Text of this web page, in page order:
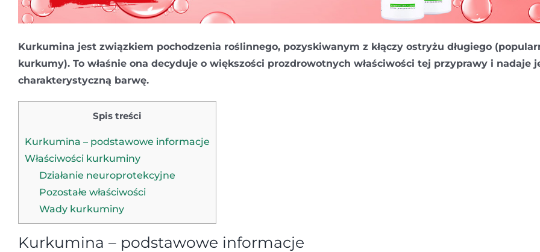
Kurkumina jest związkiem pochodzenia roślinnego, pozyskiwanym z kłączy ostryżu długiego
kurkumy). To właśnie ona decyduje o większości prozdrowotnych właściwości tej przyprawy i nadaje
charakterystyczną barwę.
Spis treści
Kurkumina – podstawowe informacje
Właściwości kurkuminy
Działanie neuroprotekcyjne
Pozostałe właściwości
Wady kurkuminy
Kurkumina – podstawowe informacje